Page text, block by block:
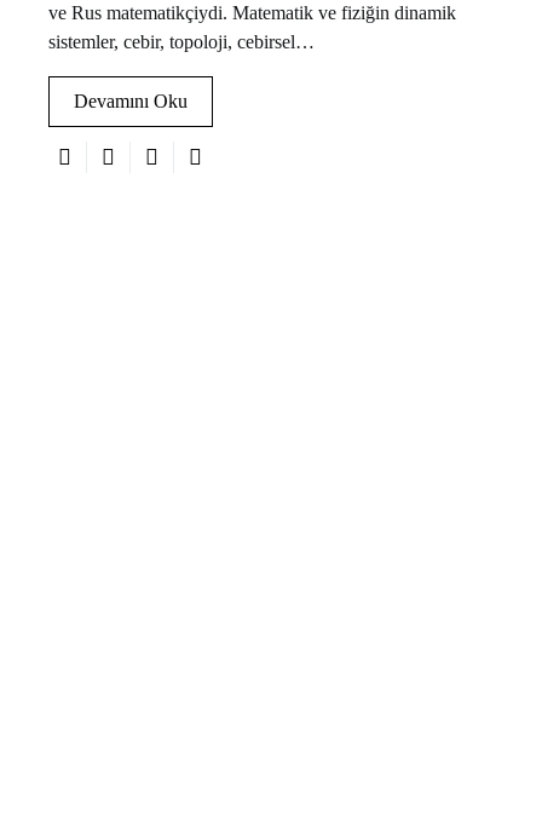
ve Rus matematikçiydi. Matematik ve fiziğin dinamik
sistemler, cebir, topoloji, cebirsel…
Devamını Oku